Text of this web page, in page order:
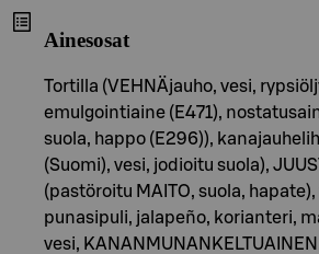
Ainesosat
Tortilla (VEHNÄjauho, vesi,
emulgointiaine (E471),
suola, happo (E296)),
(Suomi), vesi, jodioitu suola),
(pastöroitu MAITO, suola,
punasipuli, jalapeño, korianteri,
vesi,